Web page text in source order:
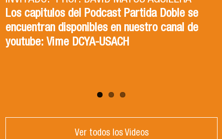
Los capitulos del Podcast Partida Doble se
encuentran disponibles en nuestro canal de
youtube: Vime DCYA-USACH
CAPITULO 1
INVITADA: DRA. ISABEL TORRES ZAPATA
Los capitulos del Podcast Partida Doble se
encuentran disponibles en nuestro canal de
Ver todos los Videos